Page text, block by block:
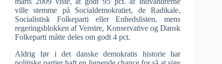
ville stemme på Socialdemokratiet, de Radikale,
Socialistisk Folkeparti eller Enhedslisten, mens
regeringsblokken af Venstre, Konservative og Dansk
Folkeparti måtte deles om godt 4 pct.
Aldrig før i det danske demokratis historie har